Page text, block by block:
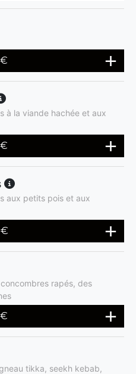
€
à la viande hachée et aux
€
aux petits pois et aux
€
rapés, des
€
tikka, seekh kebab,